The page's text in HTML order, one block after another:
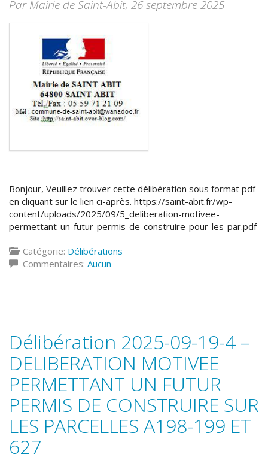
Par Mairie de Saint-Abit, 26 septembre 2025
Bonjour, Veuillez trouver cette délibération sous format pdf
en cliquant sur le lien ci-après. https://saint-abit.fr/wp-
content/uploads/2025/09/5_deliberation-motivee-
permettant-un-futur-permis-de-construire-pour-les-par.pdf
Catégorie: Délibérations
Commentaires: Aucun
Délibération 2025-09-19-4 –
DELIBERATION MOTIVEE
PERMETTANT UN FUTUR
PERMIS DE CONSTRUIRE SUR
LES PARCELLES A198-199 ET
627